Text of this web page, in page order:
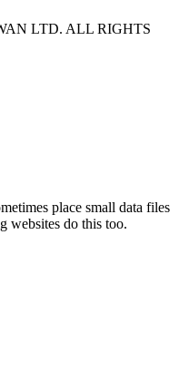
LTD. ALL RIGHTS
place small data files
websites do this too.